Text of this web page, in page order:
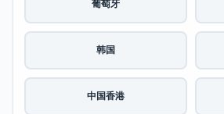
葡萄牙
韩国
中国香港